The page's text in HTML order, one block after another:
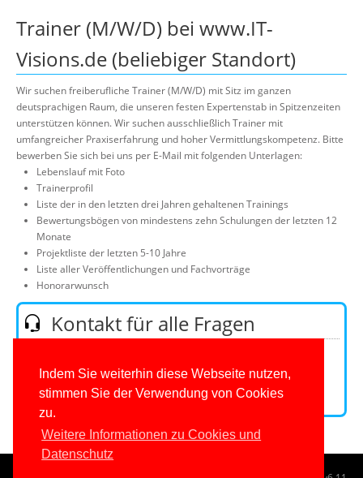
Indem Sie weiterhin diese Webseite nutzen,
stimmen Sie der Verwendung von Cookies
zu.
Weitere Informationen zu Cookies und
Datenschutz
Individuelle Schulungen
Offene Seminare
Wissen
Über uns
Suche
Trainer (M/W/D) bei www.IT-
Visions.de (beliebiger Standort)
Wir suchen freiberufliche Trainer (M/W/D) mit Sitz im ganzen
deutsprachigen Raum, die unseren festen Expertenstab in Spitzenzeiten
unterstützen können. Wir suchen ausschließlich Trainer mit
umfangreicher Praxiserfahrung und hoher Vermittlungskompetenz. Bitte
bewerben Sie sich bei uns per E-Mail mit folgenden Unterlagen:
Lebenslauf mit Foto
Trainerprofil
Liste der in den letzten drei Jahren gehaltenen Trainings
Bewertungsbögen von mindestens zehn Schulungen der letzten 12
Monate
Projektliste der letzten 5-10 Jahre
Liste aller Veröffentlichungen und Fachvorträge
Honorarwunsch
Kontakt für alle Fragen
E-Mail:
Kontaktformular